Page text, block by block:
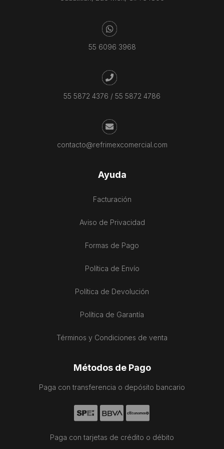
55 6096 3968
55 5872 4376 / 55 5872 4786
contacto@refrimexcomercial.com
Ayuda
Facturación
Aviso de Privacidad
Formas de Pago
Política de Envío
Política de Devolución
Política de Garantía
Términos y Condiciones de venta
Métodos de Pago
Paga con transferencia o depósito bancario
Paga con tarjetas de crédito o débito